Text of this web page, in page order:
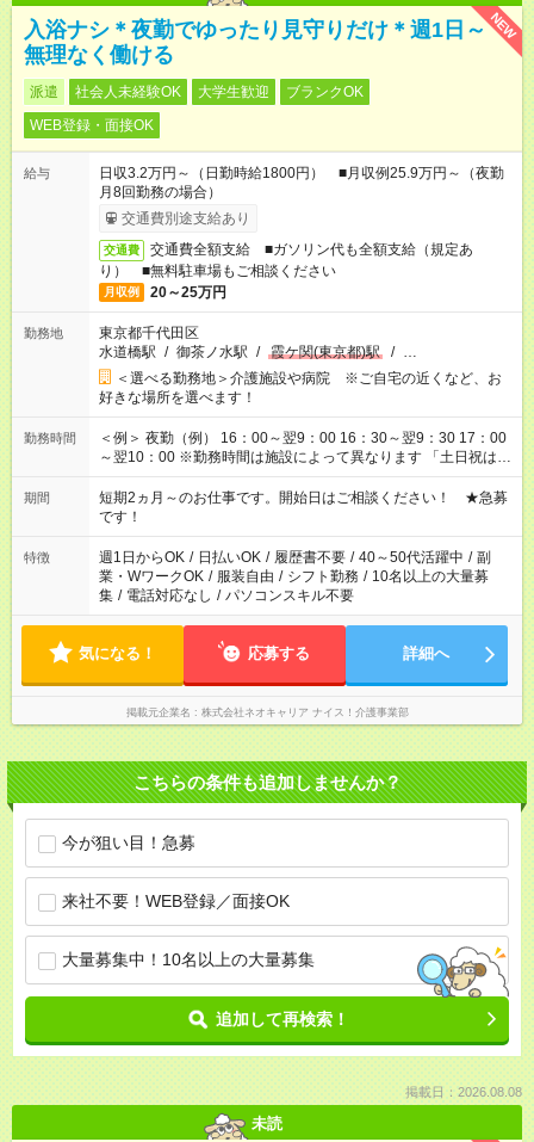
NEW
入浴ナシ＊夜勤でゆったり見守りだけ＊週1日～
無理なく働ける
派遣 社会人未経験OK 大学生歓迎
ブランクOK
WEB登録・面接OK
給与
日収3.2万円～（日勤時給1800円） ■月収例25.9万円～（夜勤
月8回勤務の場合）
交通費別途支給あり
交通費
交通費全額支給 ■ガソリン代も全額支給（規定あ
り） ■無料駐車場もご相談ください
月収例 20～25万円
勤務地
東京都千代田区
水道橋駅 / 御茶ノ水駅 / 霞ケ関(東京都)駅 / …
＜選べる勤務地＞介護施設や病院 ※ご自宅の近くなど、お
好きな場所を選べます！
勤務時間
＜例＞ 夜勤（例） 16：00～翌9：00 16：30～翌9：30 17：00
～翌10：00 ※勤務時間は施設によって異なります 「土日祝は休
みたい」 「しっかり稼ぎたい」 「もう少し遅い時間から始めた
い」など ご希望にあったお仕事をご案内いたします。 ※未経験
の方の場合は1～2ヶ月間は日中での仕事を経験いただき、 お
仕事に慣れてからの夜勤になります。 ★家庭の都合でお休みが
必要な場合も遠慮なくご相談ください。
期間
短期2ヵ月～のお仕事です。開始日はご相談ください！ ★急募
です！
特徴 週1日からOK / 日払いOK / 履歴書不要 / 40～50代活躍中 / 副
業・WワークOK / 服装自由 / シフト勤務 / 10名以上の大量募
集 / 電話対応なし / パソコンスキル不要
気になる！ 応募する 詳細へ
掲載元企業名 株式会社ネオキャリア ナイス！介護事業部
こちらの条件も追加しませんか？
今が狙い目！急募
来社不要！WEB登録／面接OK
大量募集中！10名以上の大量募集
追加して再検索！
掲載日：2026.08.08
未読